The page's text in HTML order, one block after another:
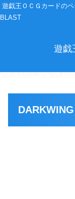
遊戯王ＯＣＧカードのペ
BLAST
遊戯